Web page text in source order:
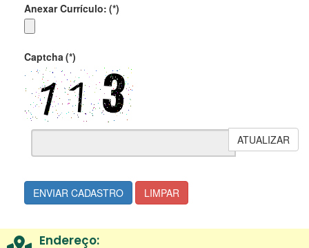
Anexar Currículo: (*)
Captcha (*)
ATUALIZAR
ENVIAR CADASTRO LIMPAR
Endereço: